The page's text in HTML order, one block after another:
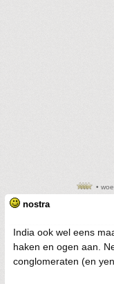
•
nostra
India ook wel eens
haken en ogen aan.
conglomeraten (en